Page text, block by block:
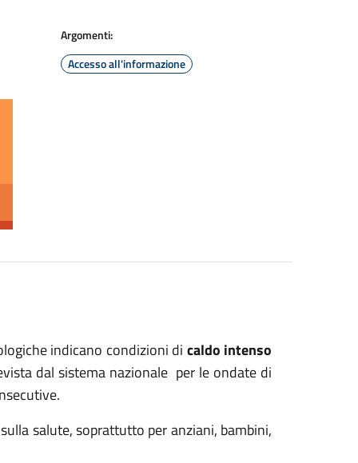
Argomenti:
Accesso all'informazione
indicano condizioni di caldo intenso
dal sistema nazionale per le ondate di
salute, soprattutto per anziani, bambini,